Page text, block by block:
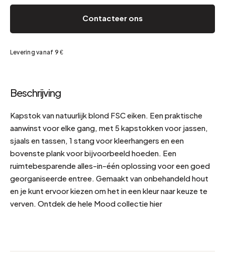
Contacteer ons
Levering vanaf 9 €
Beschrijving
Kapstok van natuurlijk blond FSC eiken. Een praktische
aanwinst voor elke gang, met 5 kapstokken voor jassen,
sjaals en tassen, 1 stang voor kleerhangers en een
bovenste plank voor bijvoorbeeld hoeden. Een
ruimtebesparende alles-in-één oplossing voor een goed
georganiseerde entree. Gemaakt van onbehandeld hout
en je kunt ervoor kiezen om het in een kleur naar keuze te
verven. Ontdek de hele Mood collectie hier